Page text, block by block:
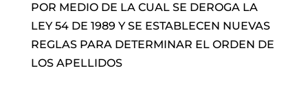
POR MEDIO DE LA CUAL SE DEROGA LA
LEY 54 DE 1989 Y SE ESTABLECEN NUEVAS
REGLAS PARA DETERMINAR EL ORDEN DE
LOS APELLIDOS